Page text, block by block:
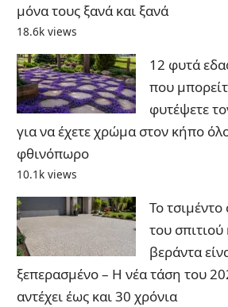
μόνα τους ξανά και ξανά
18.6k views
12 φυτά
που
φυτέψετε
για να έχετε χρώμα στον κήπο
φθινόπωρο
10.1k views
Το
του σπιτιού
βεράντα
ξεπερασμένο – Η νέα τάση του
αντέχει έως και 30 χρόνια